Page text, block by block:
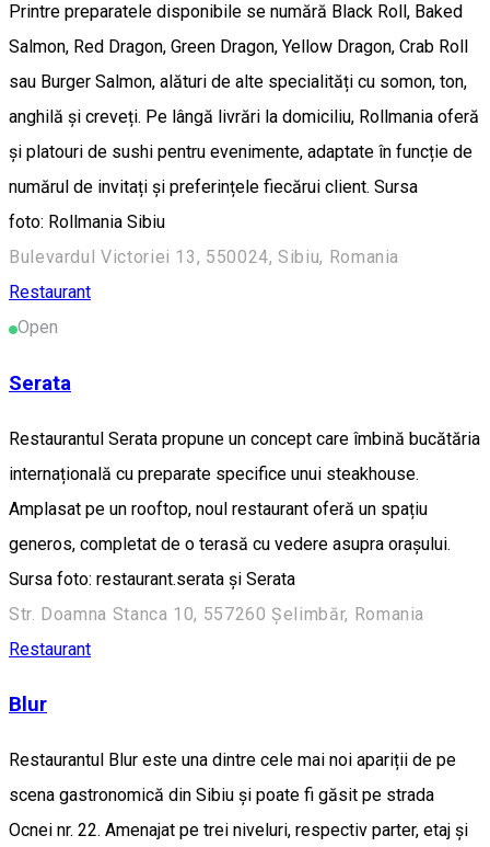
Printre preparatele disponibile se numără Black Roll, Baked
Salmon, Red Dragon, Green Dragon, Yellow Dragon, Crab Roll
sau Burger Salmon, alături de alte specialități cu somon, ton,
anghilă și creveți. Pe lângă livrări la domiciliu, Rollmania oferă
și platouri de sushi pentru evenimente, adaptate în funcție de
numărul de invitați și preferințele fiecărui client. Sursa
foto: Rollmania Sibiu
Bulevardul Victoriei 13, 550024, Sibiu, Romania
Restaurant
Open
Serata
Restaurantul Serata propune un concept care îmbină bucătăria
internațională cu preparate specifice unui steakhouse.
Amplasat pe un rooftop, noul restaurant oferă un spațiu
generos, completat de o terasă cu vedere asupra orașului.
Sursa foto: restaurant.serata și Serata
Str. Doamna Stanca 10, 557260 Șelimbăr, Romania
Restaurant
Blur
Restaurantul Blur este una dintre cele mai noi apariții de pe
scena gastronomică din Sibiu și poate fi găsit pe strada
Ocnei nr. 22. Amenajat pe trei niveluri, respectiv parter, etaj și